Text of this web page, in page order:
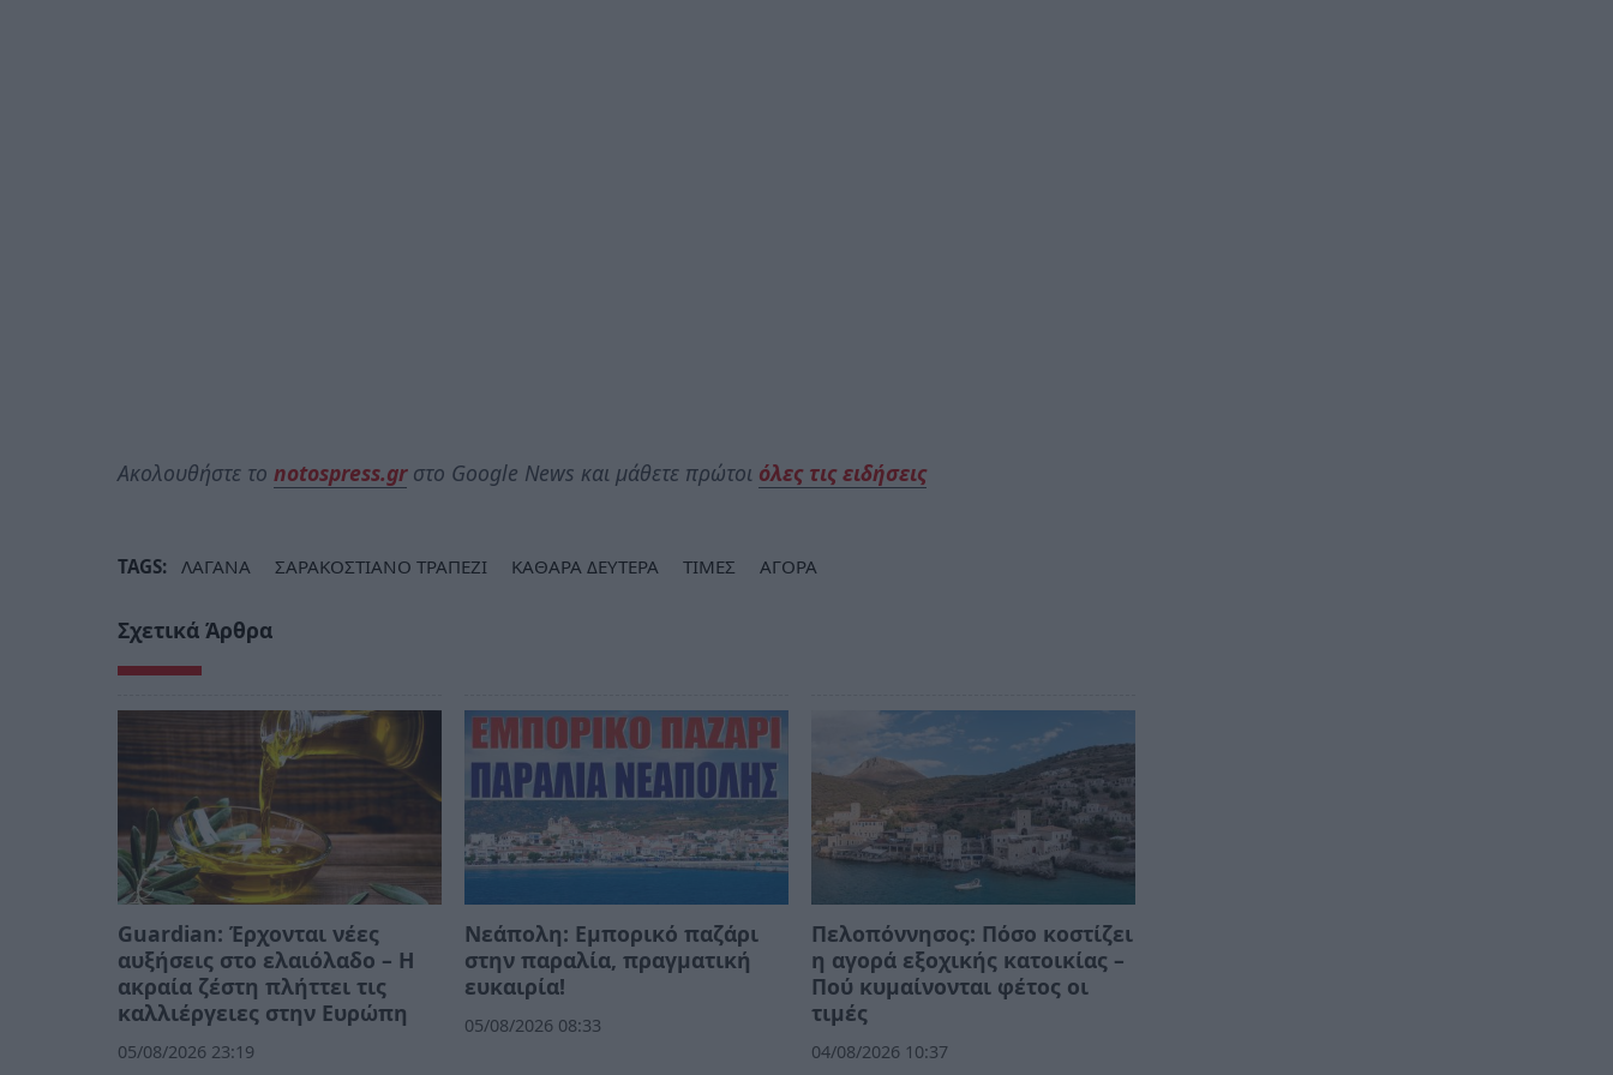
Ακολουθήστε το notospress.grστο Google News και μάθετε πρώτοι όλες τις ειδήσεις
TAGS: ΛΑΓΑΝΑ ΣΑΡΑΚΟΣΤΙΑΝΟ ΤΡΑΠΕΖΙ ΚΑΘΑΡΑ ΔΕΥΤΕΡΑ ΤΙΜΕΣ ΑΓΟΡΑ
Σχετικά Άρθρα
Guardian: Έρχονται νέες
αυξήσεις στο ελαιόλαδο – Η
ακραία ζέστη πλήττει τις
καλλιέργειες στην Ευρώπη
05/08/2026 23:19
Νεάπολη: Εμπορικό παζάρι
στην παραλία, πραγματική
ευκαιρία!
05/08/2026 08:33
Πελοπόννησος: Πόσο κοστίζει
η αγορά εξοχικής κατοικίας –
Πού κυμαίνονται φέτος οι
τιμές
04/08/2026 10:37